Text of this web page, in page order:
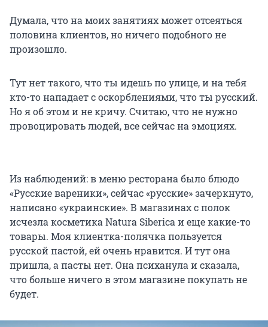
Думала, что на моих занятиях может отсеяться
половина клиентов, но ничего подобного не
произошло.
Тут нет такого, что ты идешь по улице, и на тебя
кто-то нападает с оскорблениями, что ты русский.
Но я об этом и не кричу. Считаю, что не нужно
провоцировать людей, все сейчас на эмоциях.
Из наблюдений: в меню ресторана было блюдо
«Русские вареники», сейчас «русские» зачеркнуто,
написано «украинские». В магазинах с полок
исчезла косметика Natura Siberica и еще какие-то
товары. Моя клиентка-полячка пользуется
русской пастой, ей очень нравится. И тут она
пришла, а пасты нет. Она психанула и сказала,
что больше ничего в этом магазине покупать не
будет.